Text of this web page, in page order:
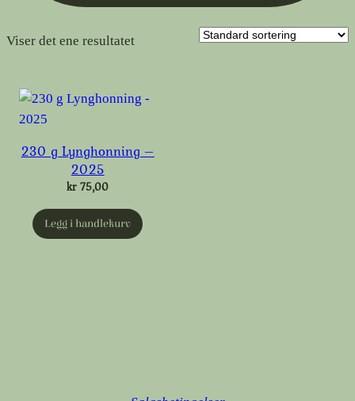
Viser det ene resultatet
230 g Lynghonning –
2025
kr75,00
Legg i handlekurv